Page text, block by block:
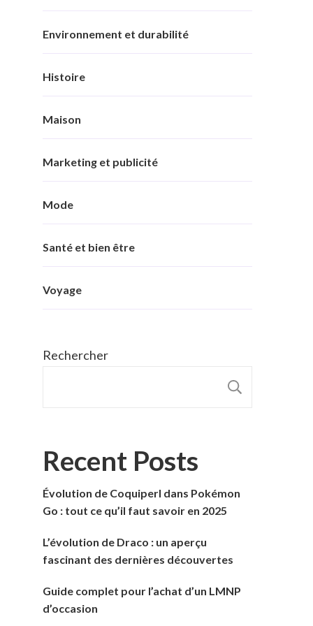
Environnement et durabilité
Histoire
Maison
Marketing et publicité
Mode
Santé et bien être
Voyage
Rechercher
Recent Posts
Évolution de Coquiperl dans Pokémon
Go : tout ce qu’il faut savoir en 2025
L’évolution de Draco : un aperçu
fascinant des dernières découvertes
Guide complet pour l’achat d’un LMNP
d’occasion